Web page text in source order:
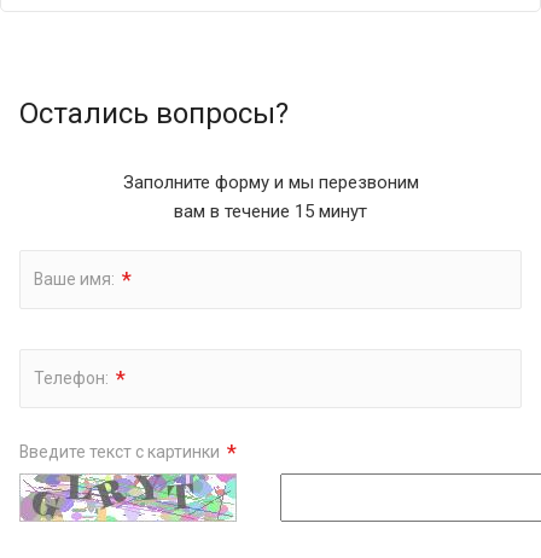
Остались вопросы?
Заполните форму и мы перезвоним
вам в течение 15 минут
Ваше имя: *
Телефон: *
Введите текст с картинки *